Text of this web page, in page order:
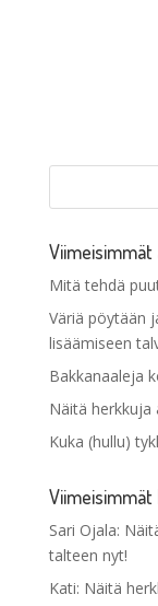
Mitä tehdä
Väriä pöytään
lisäämiseen
Bakkanaaleja
Näitä
Kuka (hullu)
Sari Ojala:
talteen nyt!
Kati: Näitä